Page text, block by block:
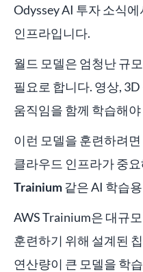
Odyssey AI 투자 소식
인프라입니다.
월드 모델은 엄청난 규
필요로 합니다. 영상,
움직임을 함께 학습해
이런 모델을 훈련하려
클라우드 인프라가 중
Trainium같은 AI 학습
AWS Trainium은 대규
훈련하기 위해 설계된
연산량이 큰 모델을 학